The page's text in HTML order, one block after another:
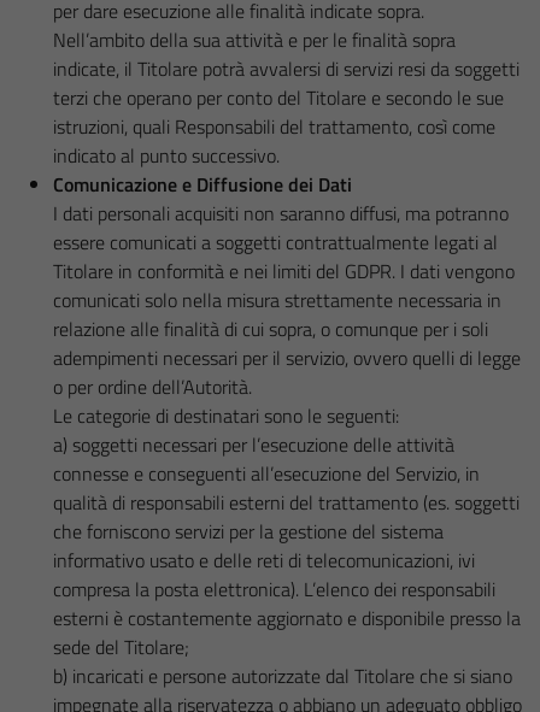
per dare esecuzione alle finalità indicate sopra.
Nell’ambito della sua attività e per le finalità sopra
indicate, il Titolare potrà avvalersi di servizi resi da soggetti
terzi che operano per conto del Titolare e secondo le sue
istruzioni, quali Responsabili del trattamento, così come
indicato al punto successivo.
Comunicazione e Diffusione dei Dati
I dati personali acquisiti non saranno diffusi, ma potranno
essere comunicati a soggetti contrattualmente legati al
Titolare in conformità e nei limiti del GDPR. I dati vengono
comunicati solo nella misura strettamente necessaria in
relazione alle finalità di cui sopra, o comunque per i soli
adempimenti necessari per il servizio, ovvero quelli di legge
o per ordine dell’Autorità.
Le categorie di destinatari sono le seguenti:
a) soggetti necessari per l’esecuzione delle attività
connesse e conseguenti all’esecuzione del Servizio, in
qualità di responsabili esterni del trattamento (es. soggetti
che forniscono servizi per la gestione del sistema
informativo usato e delle reti di telecomunicazioni, ivi
compresa la posta elettronica). L’elenco dei responsabili
esterni è costantemente aggiornato e disponibile presso la
sede del Titolare;
b) incaricati e persone autorizzate dal Titolare che si siano
impegnate alla riservatezza o abbiano un adeguato obbligo